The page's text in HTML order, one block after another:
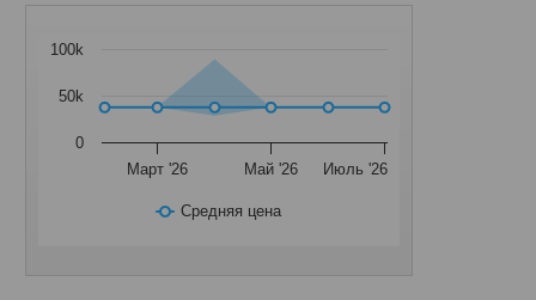
Средняя цена
Март '26 Май '26 Июль '26
0
50k
100k